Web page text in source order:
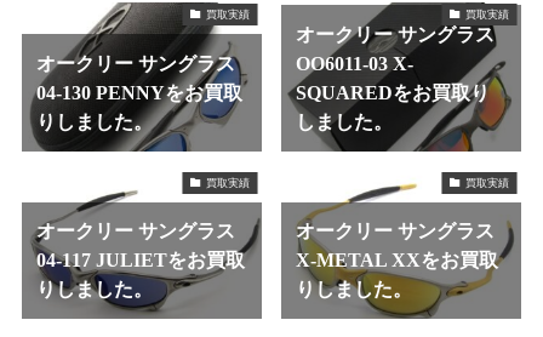
買取実績
オークリー サングラス
04-130 PENNYをお買取
りしました。
買取実績
オークリー サングラス
OO6011-03 X-
SQUAREDをお買取り
しました。
買取実績
オークリー サングラス
04-117 JULIETをお買取
りしました。
買取実績
オークリー サングラス
X-METAL XXをお買取
りしました。